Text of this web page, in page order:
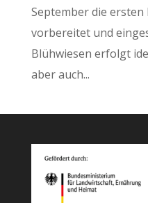
September die ersten
vorbereitet und
Blühwiesen erfolgt
aber auch...